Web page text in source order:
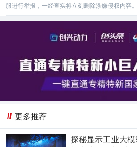
服进行举报，一经查实将立刻删除涉嫌侵权内容。
更多推荐
探秘显示工业大